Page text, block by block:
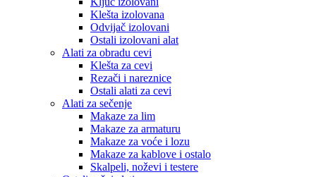
Klešta izolovana
Odvijač izolovani
Ostali izolovani alat
Alati za obradu cevi
Klešta za cevi
Rezači i nareznice
Ostali alati za cevi
Alati za sečenje
Makaze za lim
Makaze za armaturu
Makaze za voće i lozu
Makaze za kablove i ostalo
Skalpeli, noževi i testere